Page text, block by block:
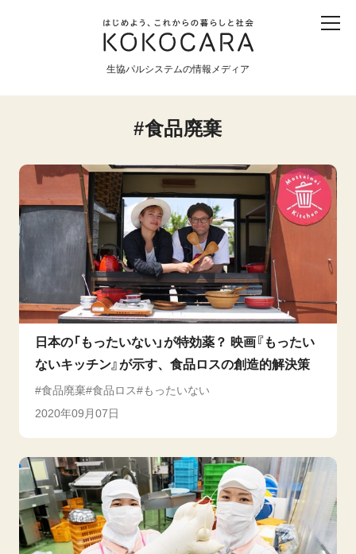
生協パルシステムの情報メディア
産直 食育 食べる 震災
暮らしと社会
環境と平和
生協の宅配パルシステム
食品廃棄
日本の「もったいない」が特効薬？ 映画『もったい
ないキッチン』が示す、食品ロスの創造的解決策
食品廃棄 食品ロス
もったいない
2020年09月07日